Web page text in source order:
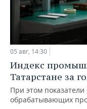
05 авг, 14:30
Индекс
Татарстане за
При этом
обрабатывающих